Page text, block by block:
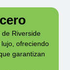
de
o la
para los
Suite.
Riverside
ofreciendo
garantizan